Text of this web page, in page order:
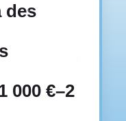
des
000 €–2